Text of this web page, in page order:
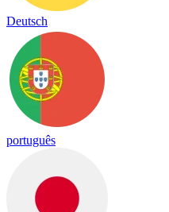
Deutsch
português